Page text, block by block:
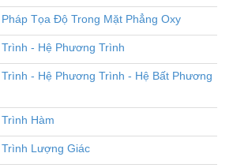
Tọa Độ Trong Mặt Phẳng Oxy
- Hệ Phương Trình
- Hệ Phương Trình - Hệ Bất Phương
Hàm
Lượng Giác